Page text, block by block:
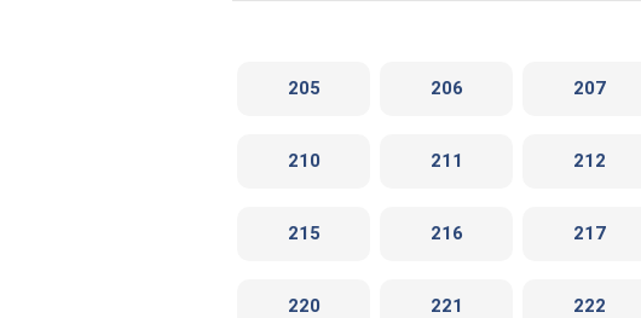
205 206 207
210 211 212
215 216 217
220 221 222